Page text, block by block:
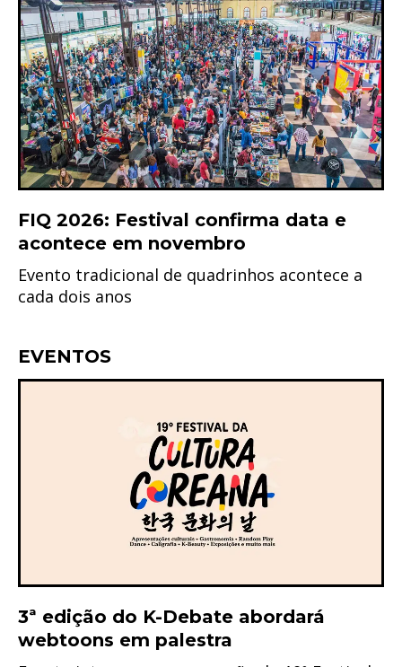
FIQ 2026: Festival confirma data e
acontece em novembro
Evento tradicional de quadrinhos acontece a
cada dois anos
EVENTOS
3ª edição do K-Debate abordará
webtoons em palestra